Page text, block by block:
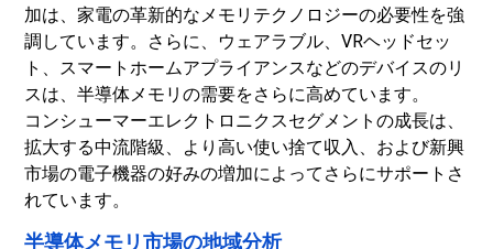
加は、家電の革新的なメモリテクノロジーの必要性を強
調しています。さらに、ウェアラブル、VRヘッドセッ
ト、スマートホームアプライアンスなどのデバイスのリ
スは、半導体メモリの需要をさらに高めています。
コンシューマーエレクトロニクスセグメントの成長は、
拡大する中流階級、より高い使い捨て収入、および新興
市場の電子機器の好みの増加によってさらにサポートさ
れています。
半導体メモリ市場の地域分析